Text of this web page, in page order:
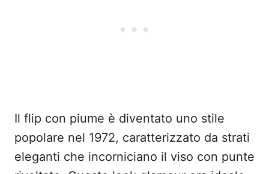
Il flip con piume è diventato uno stile
popolare nel 1972, caratterizzato da strati
eleganti che incorniciano il viso con punte